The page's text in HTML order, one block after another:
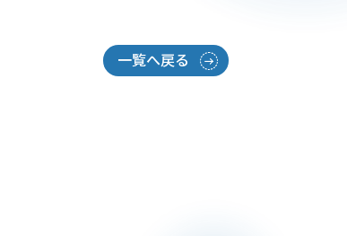
一覧へ戻る